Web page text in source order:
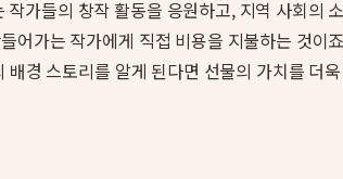
작가들의 창작 활동을 응원하고, 지역 사회의
가는 작가에게 직접 비용을 지불하는 것
경 스토리를 알게 된다면 선물의 가치를 더